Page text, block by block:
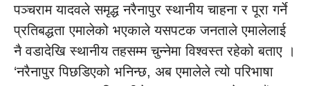
पञ्चराम यादवले समृद्ध नरैनापुर स्थानीय चाहना र पूरा गर्ने
प्रतिबद्धता एमालेको भएकाले यसपटक जनताले एमालेलाई
नै वडादेखि स्थानीय तहसम्म चुन्नेमा विश्वस्त रहेको बताए ।
‘नरैनापुर पिछडिएको भनिन्छ, अब एमालेले त्यो परिभाषा